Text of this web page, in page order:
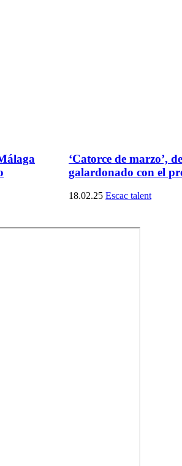
‘Catorce de marzo’,
galardonado con el
18.02.25 Escac talent